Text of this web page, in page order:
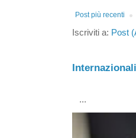
Post più recenti
Iscriviti a: Post
...